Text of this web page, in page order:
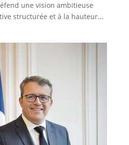
une vision ambitieuse
structurée et à la hauteur...